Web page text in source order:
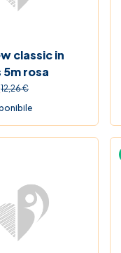
classic in
5m rosa
12,26 €